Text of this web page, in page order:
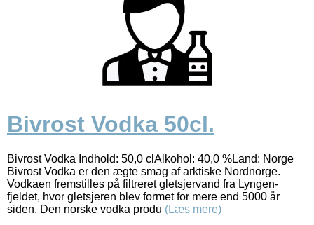
Bivrost Vodka 50cl.
Bivrost Vodka Indhold: 50,0 clAlkohol: 40,0 %Land: Norge
Bivrost Vodka er den ægte smag af arktiske Nordnorge.
Vodkaen fremstilles på filtreret gletsjervand fra Lyngen-
fjeldet, hvor gletsjeren blev formet for mere end 5000 år
siden. Den norske vodka produ (Læs mere)